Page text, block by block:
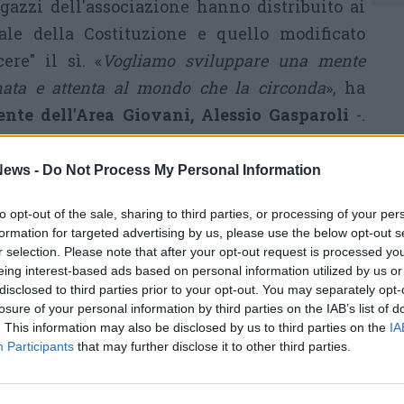
- Do Not Process My Personal Information
opt-out of the sale, sharing to third parties, or processing of your
for targeted advertising by us, please use the below opt-out
selection. Please note that after your opt-out request is processed
interest-based ads based on personal information utilized by us
to third parties prior to your opt-out. You may separately
of your personal information by third parties on the IAB’s list of
This information may also be disclosed by us to third parties on the
Participants that may further disclose it to other third parties.
dell'associazione hanno distribuito ai
della Costituzione e quello modificato
il sì. « Vogliamo sviluppare una mente
e attenta al mondo che la circonda», ha
dell'Area Giovani, Alessio Gasparoli -.
da questo evento in quanto ė all'ordine del
e non potevamo rimanerne indifferenti. Con
aiutare tutti, in particolare i più giovani, a
i temi che vengono trattati dalla riforma
ha guidati nella preparazione di questa serata
sia importante comprendere sempre il
con razionalità e spirito critico».
che ė stato molto soddisfacente. Un'ottima
essere riusciti a coinvolgere anche numerosi